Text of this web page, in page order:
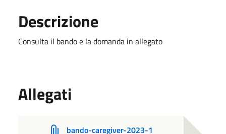
Descrizione
Consulta il bando e la domanda in allegato
Allegati
bando-caregiver-2023-1